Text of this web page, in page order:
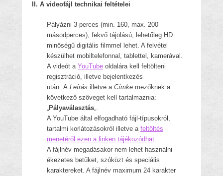
II. A videofájl technikai feltételei
Pályázni 3 perces (min. 160, max. 200
másodperces), fekvő tájolású, lehetőleg HD
minőségű digitális filmmel lehet. A felvétel
készülhet mobiltelefonnal, tablettel, kamerával.
A videót a YouTube oldalára kell feltölteni
regisztráció, illetve bejelentkezés
után. A Leírás illetve a Címke mezőknek a
következő szöveget kell tartalmaznia:
„Pályaválasztás„.
A YouTube által elfogadható fájl-típusokról,
tartalmi korlátozásokról illetve a feltöltés
menetéről ezen a linken tájékozódhat.
A fájlnév megadásakor nem lehet használni
ékezetes betűket, szóközt és speciális
karaktereket. A fájlnév maximum 24 karakter